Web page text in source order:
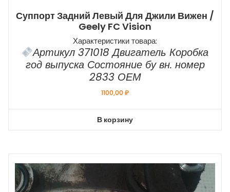
Суппорт Задний Левый Для Джили Вижен /
Geely FC Vision
Характеристики товара:
Артикул 371018 Двигатель Коробка
год выпуска Состояние бу вн. номер
2833 ОЕМ
1100,00₽
В корзину